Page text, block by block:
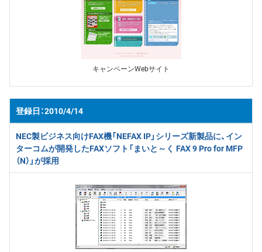
キャンペーンWebサイト
2010/4/14
NEC製ビジネス向けFAX機「NEFAX IP」シリーズ新製品に、イン
ターコムが開発したFAXソフト「まいと～く FAX 9 Pro for MFP
（N）」が採用